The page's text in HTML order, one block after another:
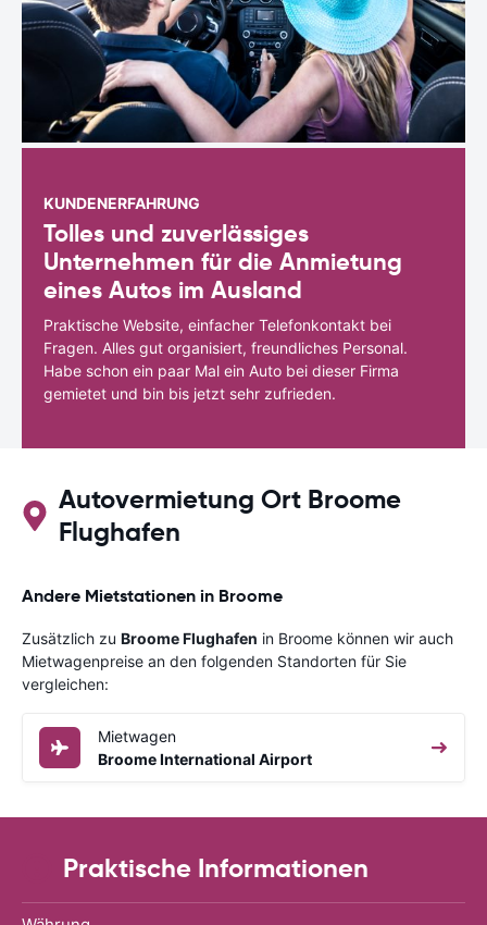
KUNDENERFAHRUNG
Tolles und zuverlässiges
Unternehmen für die Anmietung
eines Autos im Ausland
Praktische Website, einfacher Telefonkontakt bei
Fragen. Alles gut organisiert, freundliches Personal.
Habe schon ein paar Mal ein Auto bei dieser Firma
gemietet und bin bis jetzt sehr zufrieden.
Autovermietung Ort Broome
Flughafen
Andere Mietstationen in Broome
Zusätzlich zu Broome Flughafen in Broome können wir auch
Mietwagenpreise an den folgenden Standorten für Sie
vergleichen:
Mietwagen
Broome International Airport
Praktische Informationen